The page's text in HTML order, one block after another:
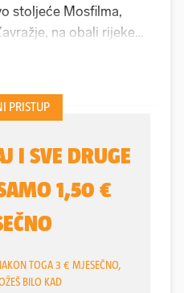
stoljeće Mosfilma,
na obali rijeke
filma. Općenito se
i najutjecajnijih
Njegov
pristup filmu
na listi najznačajnijih
Mosfilma,
te pet
(1962.),